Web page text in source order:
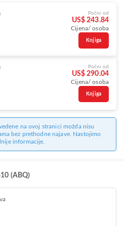
Počni od
US$ 243.84
Cijena/ osoba
Knjiga
Počni od
US$ 290.04
Cijena/ osoba
Knjiga
na ovoj stranici možda nisu
bez prethodne najave. Nastojimo
informacije.
(ABQ)